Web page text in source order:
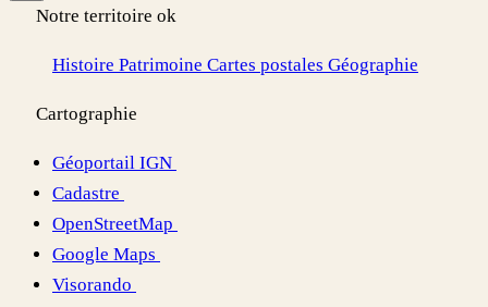
Notre territoire ok
Histoire Patrimoine Cartes postales Géographie
Cartographie
Géoportail IGN
Cadastre
OpenStreetMap
Google Maps
Visorando